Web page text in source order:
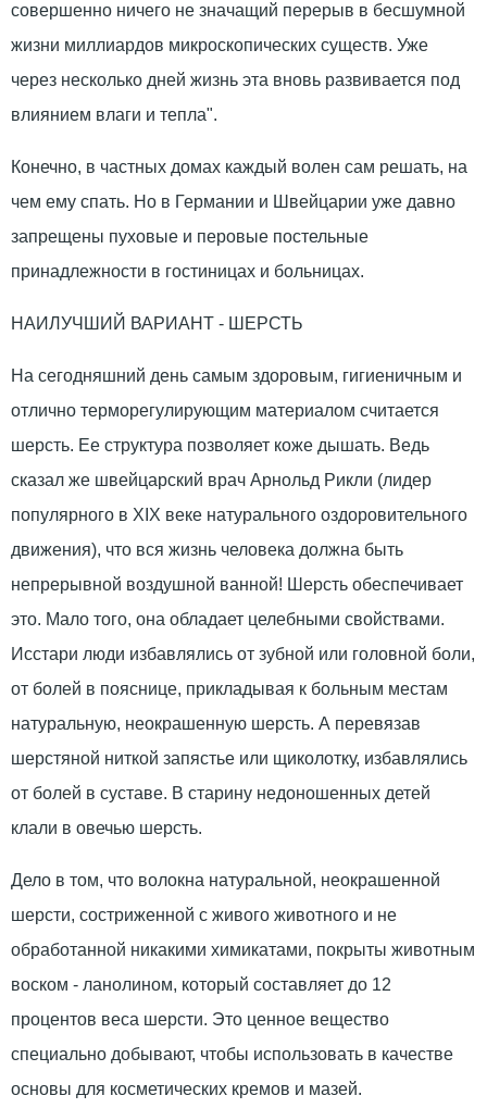
совершенно ничего не значащий перерыв в бесшумной
жизни миллиардов микроскопических существ. Уже
через несколько дней жизнь эта вновь развивается под
влиянием влаги и тепла".
Конечно, в частных домах каждый волен сам решать, на
чем ему спать. Но в Германии и Швейцарии уже давно
запрещены пуховые и перовые постельные
принадлежности в гостиницах и больницах.
НАИЛУЧШИЙ ВАРИАНТ - ШЕРСТЬ
На сегодняшний день самым здоровым, гигиеничным и
отлично терморегулирующим материалом считается
шерсть. Ее структура позволяет коже дышать. Ведь
сказал же швейцарский врач Арнольд Рикли (лидер
популярного в XIX веке натурального оздоровительного
движения), что вся жизнь человека должна быть
непрерывной воздушной ванной! Шерсть обеспечивает
это. Мало того, она обладает целебными свойствами.
Исстари люди избавлялись от зубной или головной боли,
от болей в пояснице, прикладывая к больным местам
натуральную, неокрашенную шерсть. А перевязав
шерстяной ниткой запястье или щиколотку, избавлялись
от болей в суставе. В старину недоношенных детей
клали в овечью шерсть.
Дело в том, что волокна натуральной, неокрашенной
шерсти, состриженной с живого животного и не
обработанной никакими химикатами, покрыты животным
воском - ланолином, который составляет до 12
процентов веса шерсти. Это ценное вещество
специально добывают, чтобы использовать в качестве
основы для косметических кремов и мазей.